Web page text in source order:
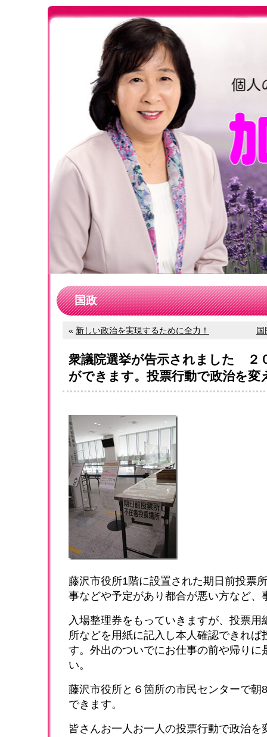
国政
« 新しい政治を実現するために全力！
衆議院選挙が告示されました ２
ができます。投票行動で政治を変
藤沢市役所1階に設置された期日前投票
事などや予定があり都合が悪い方など、
入場整理券をもっていきますが、投票用
所などを用紙に記入し本人確認できれば
す。外出のついでにお仕事の前や帰りに
い。
藤沢市役所と６箇所の市民センターで朝
できます。
皆さんお一人お一人の投票行動で政治を